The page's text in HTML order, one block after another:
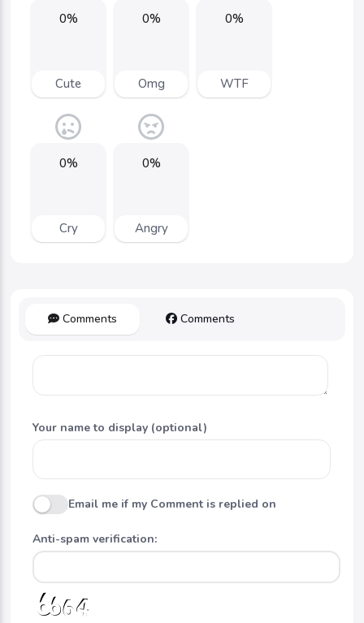
0%
Cute
0%
Omg
0%
WTF
0%
Cry
0%
Angry
Comments Comments
Your name to display (optional)
Email me if my Comment is replied on
Anti-spam verification: